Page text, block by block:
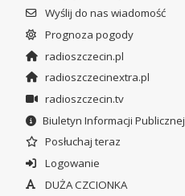
Wyślij do nas wiadomość
Prognoza pogody
radioszczecin.pl
radioszczecinextra.pl
radioszczecin.tv
Biuletyn Informacji Publicznej
Posłuchaj teraz
Logowanie
DUŻA CZCIONKA